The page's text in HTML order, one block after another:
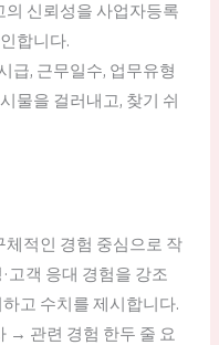
의 신뢰성을 사업자등록
합니다.
급, 근무일수, 업무유형
물을 걸러내고, 찾기 쉬
체적인 경험 중심으로 작
고객 응대 경험을 강조
고 수치를 제시합니다.
→ 관련 경험 한두 줄 요